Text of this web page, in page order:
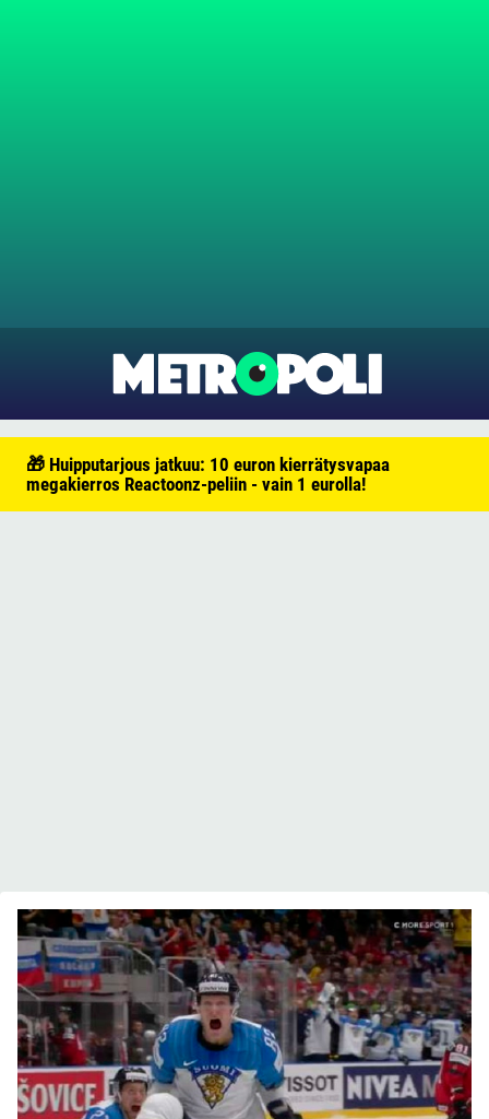
🎁 Huipputarjous jatkuu: 10 euron kierrätysvapaa
megakierros Reactoonz-peliin - vain 1 eurolla!